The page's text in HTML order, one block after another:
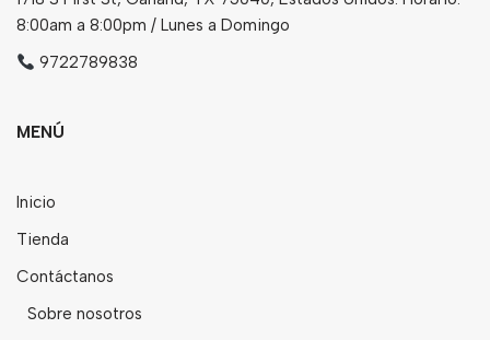
8:00am a 8:00pm / Lunes a Domingo
9722789838
MENÚ
Inicio
Tienda
Contáctanos
Sobre nosotros